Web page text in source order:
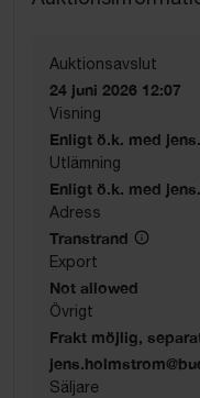
Auktionsavslut
24 juni 2026 12:07
Visning
Enligt ö.k. med
Utlämning
Enligt ö.k. med
Adress
Transtrand
Export
Not allowed
Övrigt
Frakt möjlig,
Säljare